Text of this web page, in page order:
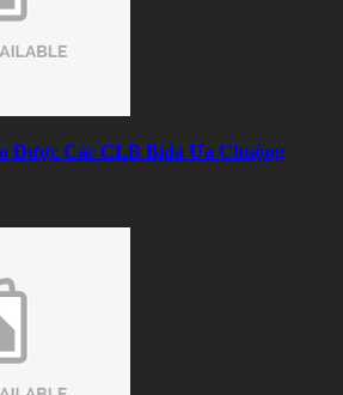
Được Các CLB Bida Ưa Chuộng